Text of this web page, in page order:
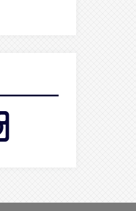
Instagram